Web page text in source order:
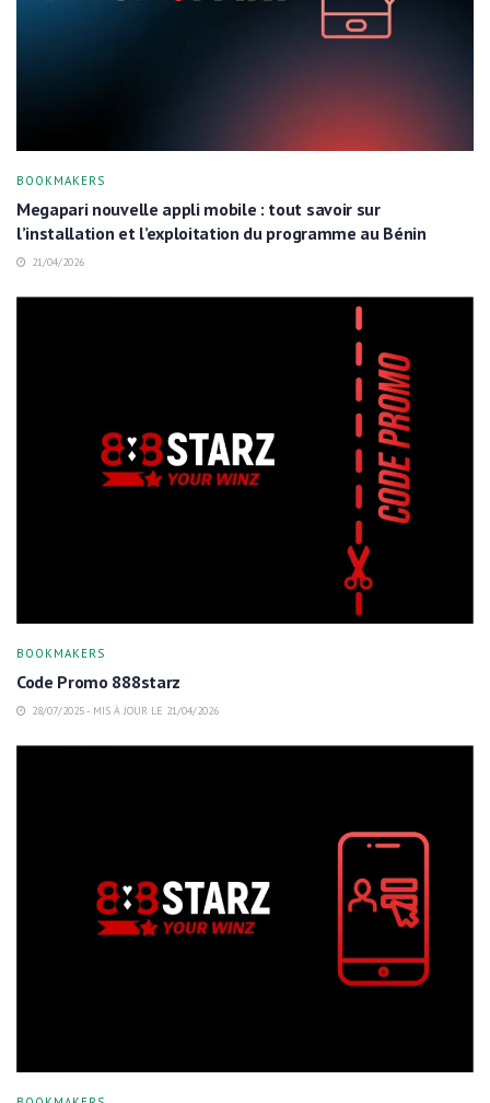
BOOKMAKERS
Megapari nouvelle appli mobile : tout savoir sur
l’installation et l’exploitation du programme au Bénin
21/04/2026
BOOKMAKERS
Code Promo 888starz
28/07/2025 - MIS À JOUR LE 21/04/2026